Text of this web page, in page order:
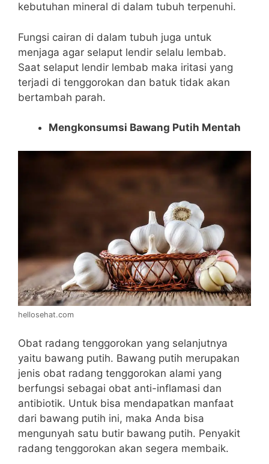
kebutuhan mineral di dalam tubuh terpenuhi.
Fungsi cairan di dalam tubuh juga untuk
menjaga agar selaput lendir selalu lembab.
Saat selaput lendir lembab maka iritasi yang
terjadi di tenggorokan dan batuk tidak akan
bertambah parah.
Mengkonsumsi Bawang Putih Mentah
hellosehat.com
Obat radang tenggorokan yang selanjutnya
yaitu bawang putih. Bawang putih merupakan
jenis obat radang tenggorokan alami yang
berfungsi sebagai obat anti-inflamasi dan
antibiotik. Untuk bisa mendapatkan manfaat
dari bawang putih ini, maka Anda bisa
mengunyah satu butir bawang putih. Penyakit
radang tenggorokan akan segera membaik.